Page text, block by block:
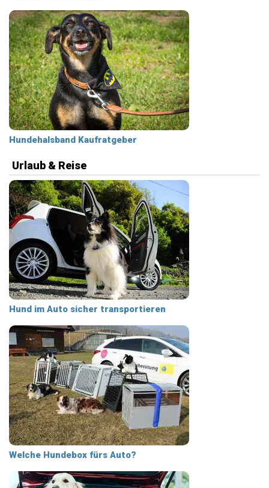
Hundehalsband Kaufratgeber
Urlaub & Reise
Hund im Auto sicher transportieren
Welche Hundebox fürs Auto?